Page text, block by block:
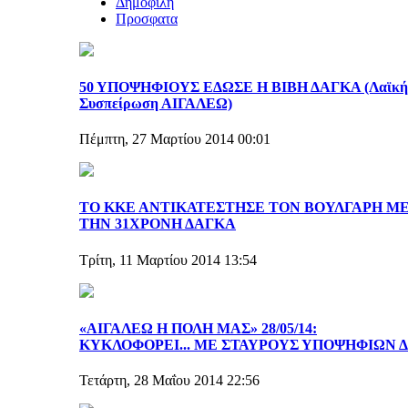
Προσφατα
50 ΥΠΟΨΗΦΙΟΥΣ ΕΔΩΣΕ Η ΒΙΒΗ ΔΑΓΚΑ (Λαϊκή
Συσπείρωση ΑΙΓΑΛΕΩ)
Πέμπτη, 27 Μαρτίου 2014 00:01
ΤΟ ΚΚΕ ΑΝΤΙΚΑΤΕΣΤΗΣΕ ΤΟΝ ΒΟΥΛΓΑΡΗ
ΤΗΝ 31ΧΡΟΝΗ ΔΑΓΚΑ
Τρίτη, 11 Μαρτίου 2014 13:54
«ΑΙΓΑΛΕΩ Η ΠΟΛΗ ΜΑΣ» 28/05/14:
ΚΥΚΛΟΦΟΡΕΙ... ΜΕ ΣΤΑΥΡΟΥΣ ΥΠΟΨΗΦΙΩΝ
Τετάρτη, 28 Μαΐου 2014 22:56